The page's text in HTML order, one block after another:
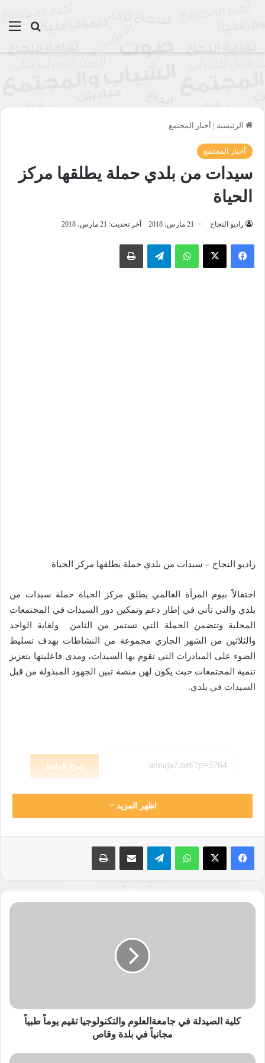
بحث
الرئيسية | أخبار المجتمع
أخبار المجتمع
سيدات من بلدي حملة يطلقها مركز
الحياة
راديو النجاح 21 مارس، 2018 آخر تحديث: 21 مارس، 2018
واتساب تيلقرام طباعة
راديو النجاح – سيدات من بلدي حملة يطلقها مركز الحياة
احتفالاً بيوم المرأة العالمي يطلق مركز الحياة حملة سيدات من
بلدي والتي تأتي في إطار دعم وتمكين دور السيدات في المجتمعات
المحلية وتتضمن الحملة التي تستمر من الثامن ولغاية الواحد
والثلاثين من الشهر الجاري مجموعة من النشاطات بهدف تسليط
الضوء على المبادرات التي تقوم بها السيدات، ومدى فاعليتها بتعزيز
تنمية المجتمعات حيث يكون لهن منصة تبين الجهود المبذولة من قبل
السيدات في بلدي.
نسخ الرابط
اظهر المزيد
واتساب تيلقرام مشاركة عبر البريد طباعة
كلية
مجانياً
كلية الصيدلة في جامعةالعلوم والتكنولوجيا تقيم يوماً طبياً
مجانياً في بلدة وقاص
استضافة